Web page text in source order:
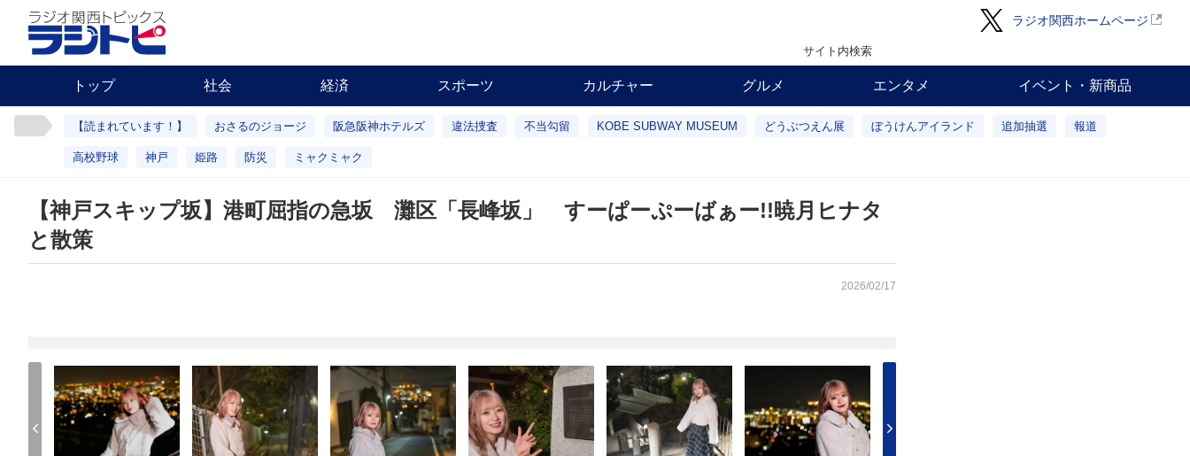
ラジオ関西ホームページ
サイト内検索
トップ 社会 経済 スポーツ カルチャー グルメ エンタメ イベント・新商品
【読まれています！】 おさるのジョージ 阪急阪神ホテルズ 違法捜査 不当勾留 KOBE SUBWAY MUSEUM どうぶつえん展 ぼうけんアイランド 追加抽選 報道
高校野球 神戸 姫路 防災 ミャクミャク
【神戸スキップ坂】港町屈指の急坂 灘区「長峰坂」 すーぱーぷーばぁー!!暁月ヒナタ
と散策
2026/02/17